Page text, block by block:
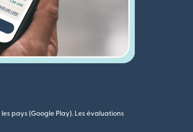
pays (Google Play). Les évaluations